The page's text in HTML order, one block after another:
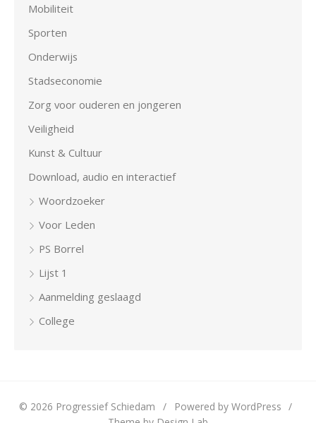
Mobiliteit
Sporten
Onderwijs
Stadseconomie
Zorg voor ouderen en jongeren
Veiligheid
Kunst & Cultuur
Download, audio en interactief
Woordzoeker
Voor Leden
PS Borrel
Lijst 1
Aanmelding geslaagd
College
© 2026 Progressief Schiedam / Powered by WordPress
/